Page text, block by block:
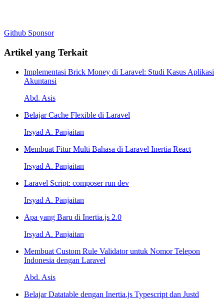
Github Sponsor
Artikel yang Terkait
Implementasi Brick Money di Laravel: Studi Kasus Aplikasi
Akuntansi
Abd. Asis
Belajar Cache Flexible di Laravel
Irsyad A. Panjaitan
Membuat Fitur Multi Bahasa di Laravel Inertia React
Irsyad A. Panjaitan
Laravel Script: composer run dev
Irsyad A. Panjaitan
Apa yang Baru di Inertia.js 2.0
Irsyad A. Panjaitan
Membuat Custom Rule Validator untuk Nomor Telepon
Indonesia dengan Laravel
Abd. Asis
Belajar Datatable dengan Inertia.js Typescript dan Justd